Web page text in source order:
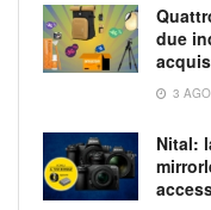
due
3
Nital: